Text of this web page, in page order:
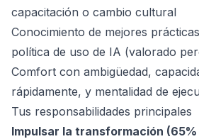
capacitación o cambio cultural
Conocimiento de mejores
política de uso de IA (valorado
Comfort con ambigüedad,
rápidamente, y mentalidad de
Tus responsabilidades principales
Impulsar la transformación